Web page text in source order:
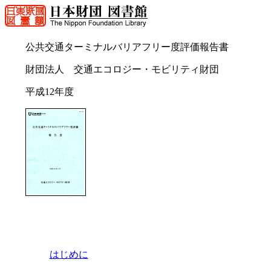
公共交通ターミナルバリアフリー度評価報告書
財団法人 交通エコロジー・モビリティ財団
平成12年度
はじめに